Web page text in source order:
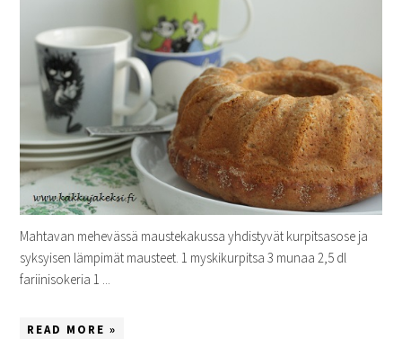
Mahtavan mehevässä maustekakussa yhdistyvät kurpitsasose ja
syksyisen lämpimät mausteet. 1 myskikurpitsa 3 munaa 2,5 dl
fariinisokeria 1 ...
READ MORE »